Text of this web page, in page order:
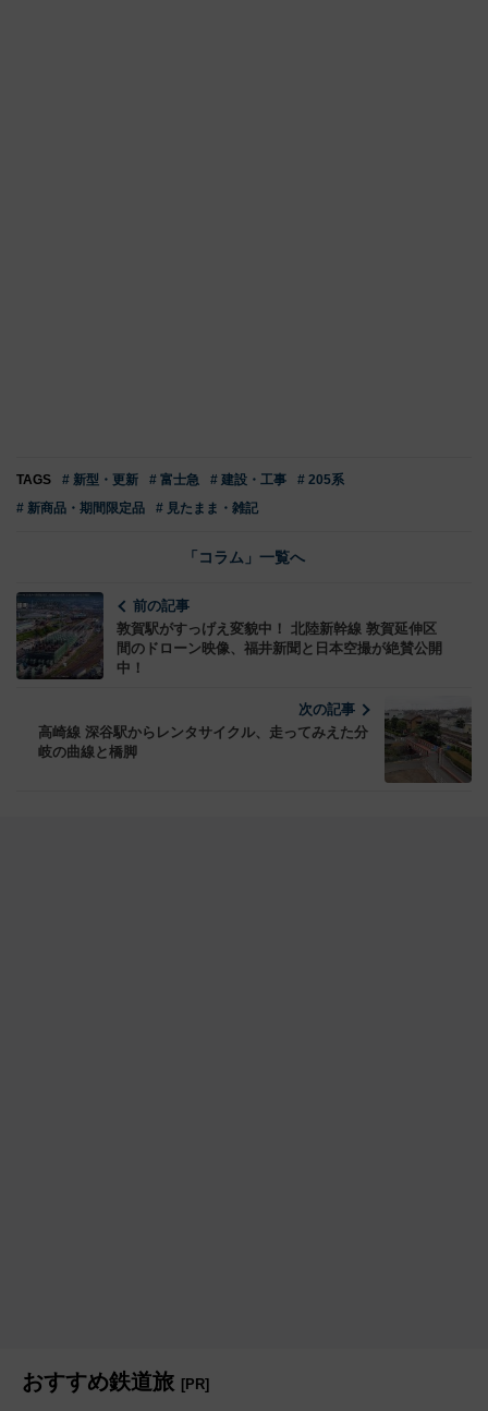
TAGS # 新型・更新 # 富士急 # 建設・工事
# 205系
# 新商品・期間限定品
# 見たまま・雑記
「コラム」一覧へ
前の記事
敦賀駅がすっげえ変貌中！ 北陸新幹線 敦賀延伸区
間のドローン映像、福井新聞と日本空撮が絶賛公開
中！
次の記事
高崎線 深谷駅からレンタサイクル、走ってみえた分
岐の曲線と橋脚
おすすめ鉄道旅 [PR]